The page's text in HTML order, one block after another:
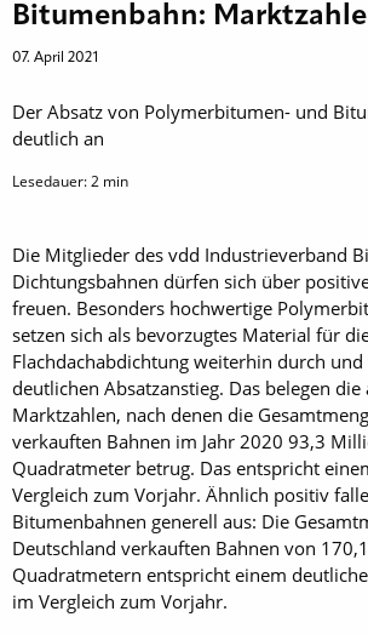
Bitumenbahn:
07. April 2021
Der Absatz von Polymerbitumen- und
deutlich an
Lesedauer:2 min
Die Mitglieder des vdd Industrieverband
Dichtungsbahnen dürfen sich über
freuen. Besonders hochwertige
setzen sich als bevorzugtes Material für
Flachdachabdichtung weiterhin durch
deutlichen Absatzanstieg. Das belegen die
Marktzahlen, nach denen die
verkauften Bahnen im Jahr 2020 93,3
Quadratmeter betrug. Das entspricht
Vergleich zum Vorjahr. Ähnlich positiv
Bitumenbahnen generell aus: Die
Deutschland verkauften Bahnen von
Quadratmetern entspricht einem
im Vergleich zum Vorjahr.